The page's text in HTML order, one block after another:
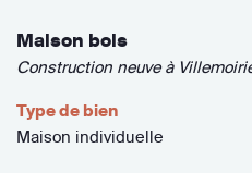
Maison bois
Construction neuve à
Type de bien
Maison individuelle